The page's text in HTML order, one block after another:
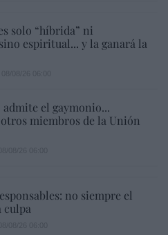
solo “híbrida” ni
espiritual... y la ganará la
admite el gaymonio...
miembros de la Unión
no siempre el
culpa